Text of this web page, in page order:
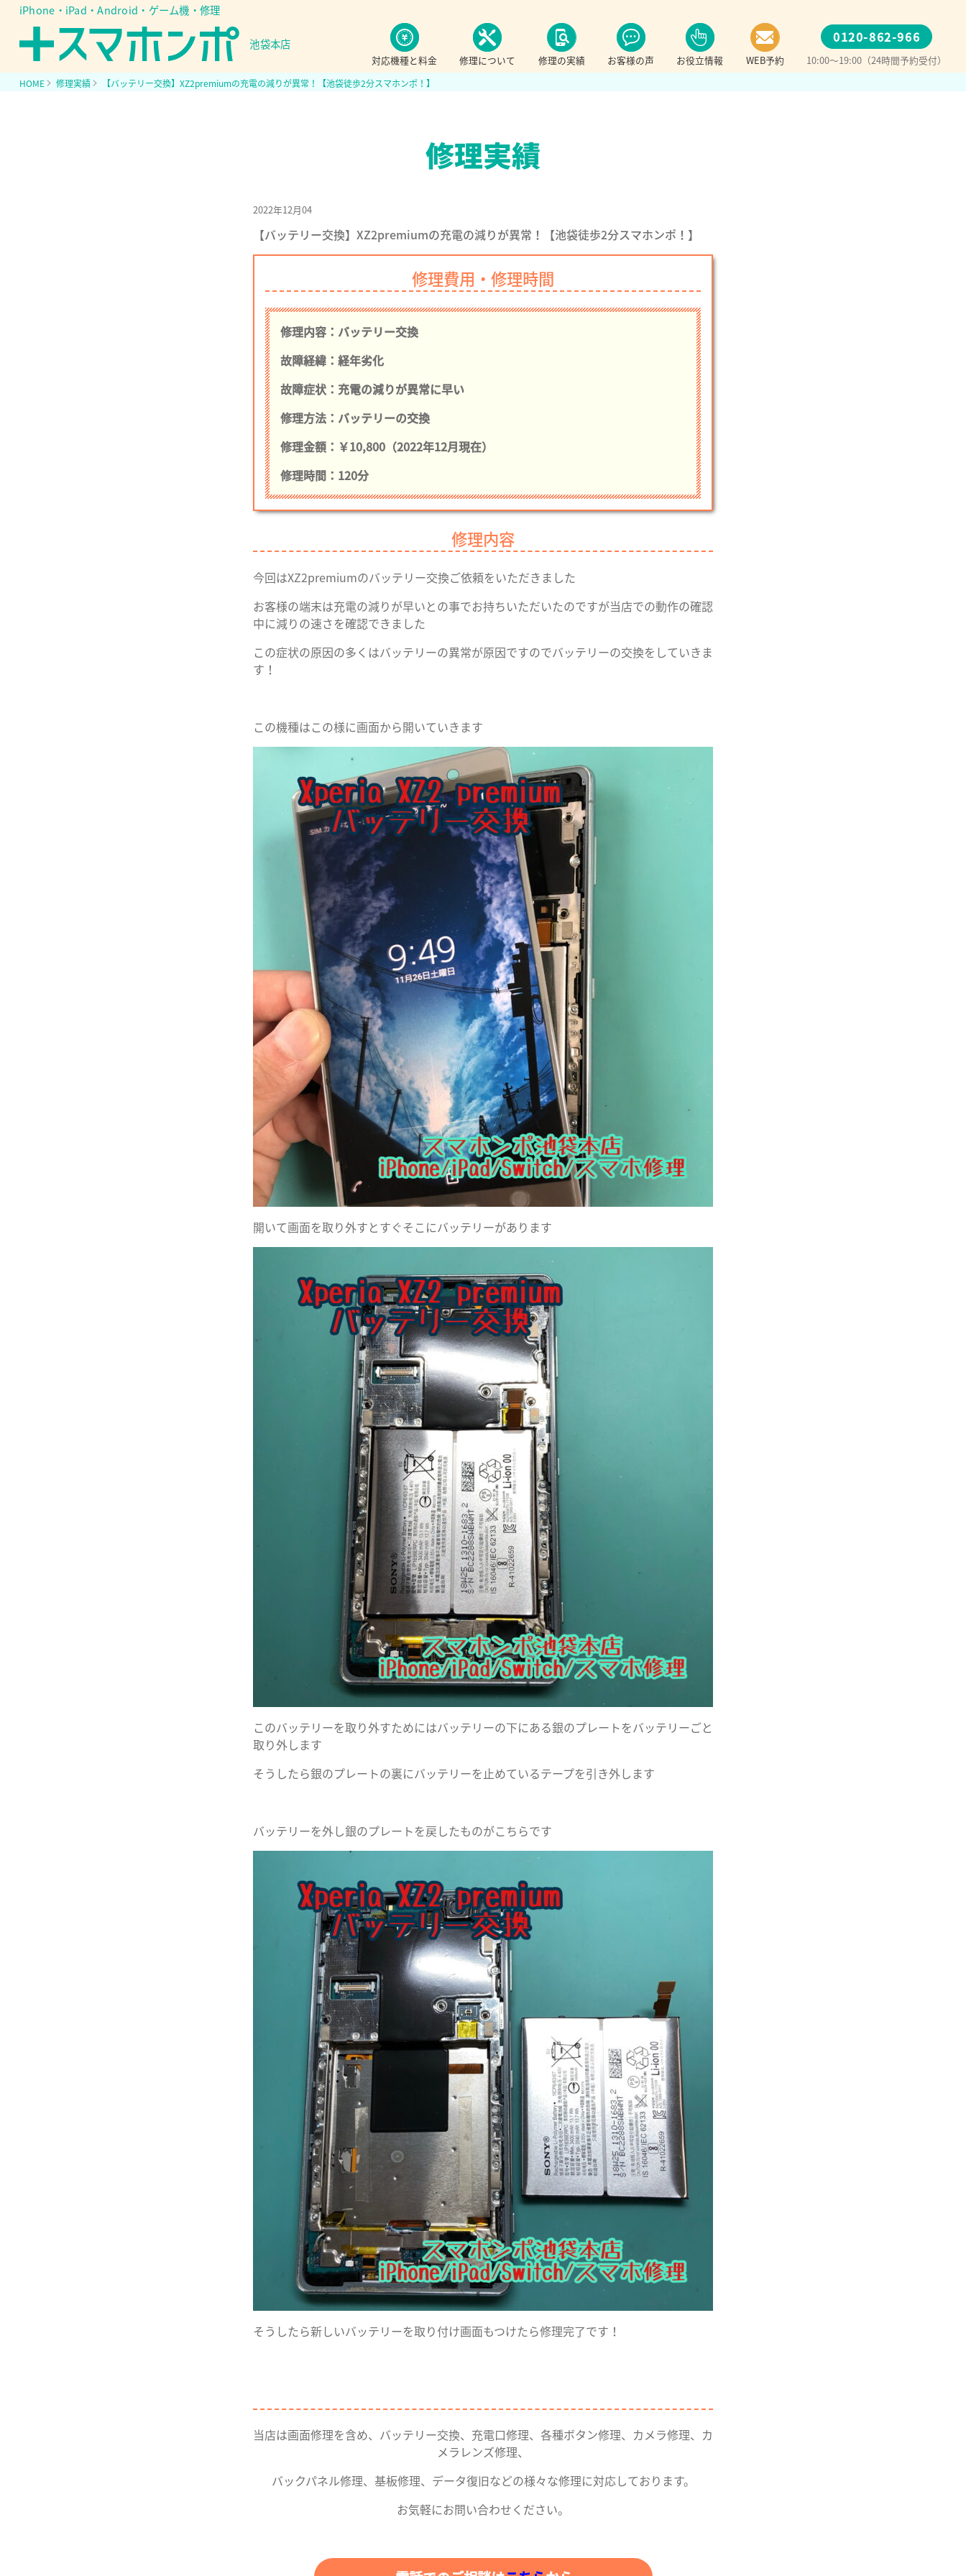
iPhone・iPad・Android・ゲーム機・修理
池袋本店
対応機種と料金 修理について 修理の実績 お客様の声 お役立情報 WEB予約
0120-862-966
10:00～19:00（24時間予約受付）
HOME 修理実績 【バッテリー交換】XZ2premiumの充電の減りが異常！【池袋徒歩2分スマホンポ！】
2022年12月04
【バッテリー交換】XZ2premiumの充電の減りが異常！【池袋徒歩2分スマホンポ！】
修理費用・修理時間
修理内容：バッテリー交換
故障経緯：経年劣化
故障症状：充電の減りが異常に早い
修理方法：バッテリーの交換
修理金額：￥10,800（2022年12月現在）
修理時間：120分
修理内容
今回はXZ2premiumのバッテリー交換ご依頼をいただきました
お客様の端末は充電の減りが早いとの事でお持ちいただいたのですが当店での動作の確認
中に減りの速さを確認できました
この症状の原因の多くはバッテリーの異常が原因ですのでバッテリーの交換をしていきま
す！
この機種はこの様に画面から開いていきます
開いて画面を取り外すとすぐそこにバッテリーがあります
このバッテリーを取り外すためにはバッテリーの下にある銀のプレートをバッテリーごと
取り外します
そうしたら銀のプレートの裏にバッテリーを止めているテープを引き外します
バッテリーを外し銀のプレートを戻したものがこちらです
そうしたら新しいバッテリーを取り付け画面もつけたら修理完了です！
当店は画面修理を含め、バッテリー交換、充電口修理、各種ボタン修理、カメラ修理、カ
メラレンズ修理、
バックパネル修理、基板修理、データ復旧などの様々な修理に対応しております。
お気軽にお問い合わせください。